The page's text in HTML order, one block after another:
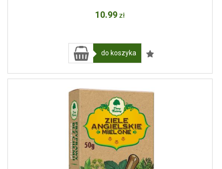
10.99 zł
do koszyka